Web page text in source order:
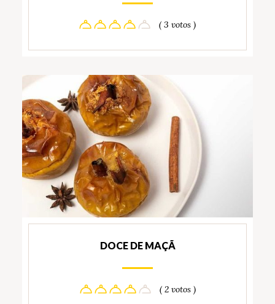
( 3 votos )
DOCE DE MAÇÃ
( 2 votos )